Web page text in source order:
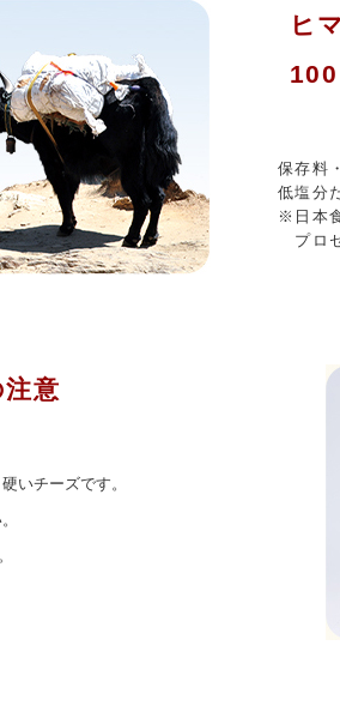
ヒ
保存料
低塩分
※日本
プロ
意
いチーズです。